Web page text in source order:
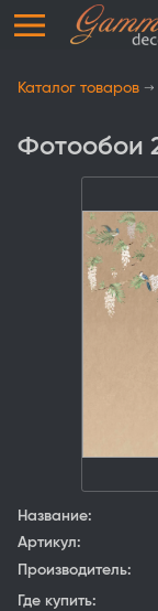
Каталог товаров
Фотообои
Название:
Артикул:
Производитель:
Где купить: